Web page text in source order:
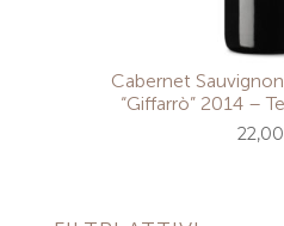
Cabernet
“Giffarrò” 2014 –
22,00